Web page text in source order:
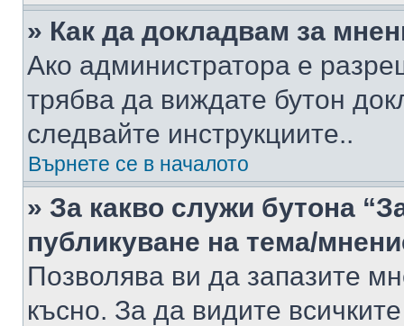
» Как да докладвам за
Ако администратора е
трябва да виждате бутон
следвайте инструкциите..
Върнете се в началото
» За какво служи бутона
публикуване на тема/
Позволява ви да запазите
късно. За да видите